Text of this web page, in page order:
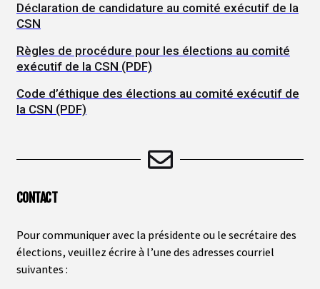
Déclaration de candidature au comité exécutif de la
CSN
Règles de procédure pour les élections au comité
exécutif de la CSN (PDF)
Code d’éthique des élections au comité exécutif de
la CSN (PDF)
CONTACT
Pour communiquer avec la présidente ou le secrétaire des
élections, veuillez écrire à l’une des adresses courriel
suivantes :